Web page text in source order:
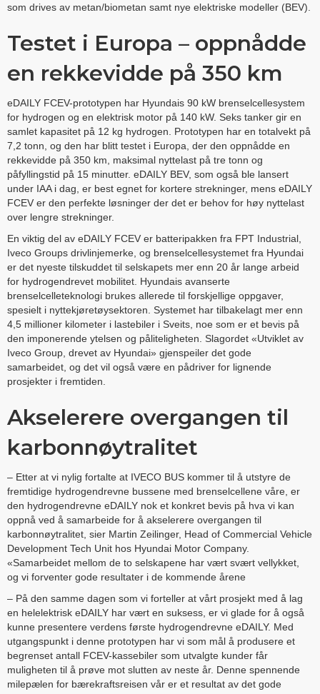
som drives av metan/biometan samt nye elektriske modeller (BEV).
Testet i Europa – oppnådde
en rekkevidde på 350 km
eDAILY FCEV-prototypen har Hyundais 90 kW brenselcellesystem
for hydrogen og en elektrisk motor på 140 kW. Seks tanker gir en
samlet kapasitet på 12 kg hydrogen. Prototypen har en totalvekt på
7,2 tonn, og den har blitt testet i Europa, der den oppnådde en
rekkevidde på 350 km, maksimal nyttelast på tre tonn og
påfyllingstid på 15 minutter. eDAILY BEV, som også ble lansert
under IAA i dag, er best egnet for kortere strekninger, mens eDAILY
FCEV er den perfekte løsninger der det er behov for høy nyttelast
over lengre strekninger.
En viktig del av eDAILY FCEV er batteripakken fra FPT Industrial,
Iveco Groups drivlinjemerke, og brenselcellesystemet fra Hyundai
er det nyeste tilskuddet til selskapets mer enn 20 år lange arbeid
for hydrogendrevet mobilitet. Hyundais avanserte
brenselcelleteknologi brukes allerede til forskjellige oppgaver,
spesielt i nyttekjøretøysektoren. Systemet har tilbakelagt mer enn
4,5 millioner kilometer i lastebiler i Sveits, noe som er et bevis på
den imponerende ytelsen og påliteligheten. Slagordet «Utviklet av
Iveco Group, drevet av Hyundai» gjenspeiler det gode
samarbeidet, og det vil også være en pådriver for lignende
prosjekter i fremtiden.
Akselerere overgangen til
karbonnøytralitet
– Etter at vi nylig fortalte at IVECO BUS kommer til å utstyre de
fremtidige hydrogendrevne bussene med brenselcellene våre, er
den hydrogendrevne eDAILY nok et konkret bevis på hva vi kan
oppnå ved å samarbeide for å akselerere overgangen til
karbonnøytralitet, sier Martin Zeilinger, Head of Commercial Vehicle
Development Tech Unit hos Hyundai Motor Company.
«Samarbeidet mellom de to selskapene har vært svært vellykket,
og vi forventer gode resultater i de kommende årene
– På den samme dagen som vi forteller at vårt prosjekt med å lag
en helelektrisk eDAILY har vært en suksess, er vi glade for å også
kunne presentere verdens første hydrogendrevne eDAILY. Med
utgangspunkt i denne prototypen har vi som mål å produsere et
begrenset antall FCEV-kassebiler som utvalgte kunder får
muligheten til å prøve mot slutten av neste år. Denne spennende
milepælen for bærekraftsreisen vår er et resultat av det gode